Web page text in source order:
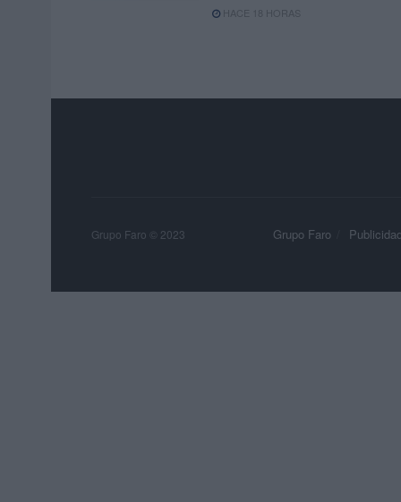
HACE 18 HORAS
Grupo Faro Publicidad
Grupo Faro © 2023